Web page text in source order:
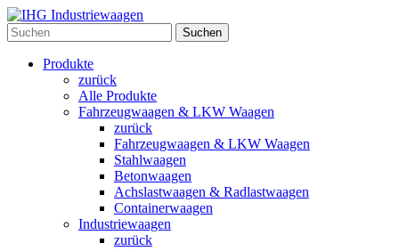
Suchen
Produkte
zurück
Alle Produkte
Fahrzeugwaagen & LKW Waagen
zurück
Fahrzeugwaagen & LKW Waagen
Stahlwaagen
Betonwaagen
Achslastwaagen & Radlastwaagen
Containerwaagen
Industriewaagen
zurück